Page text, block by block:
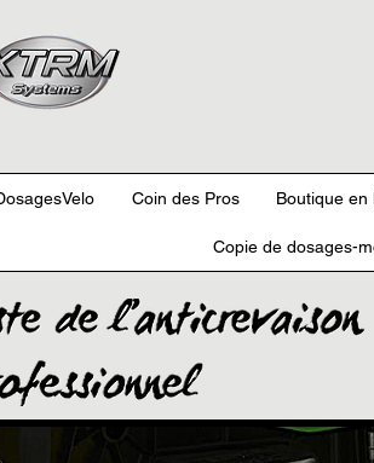
Coin des Pros Boutique en
Copie de dosages-